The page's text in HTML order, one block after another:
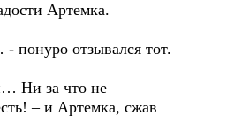
Артемка.
понуро отзывался тот.
Ни за что не
– и Артемка, сжав